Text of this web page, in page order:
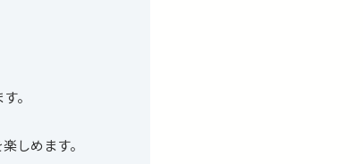
。
しめます。